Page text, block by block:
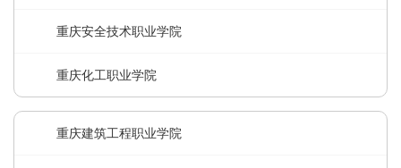
重庆安全技术职业学院
重庆化工职业学院
重庆建筑工程职业学院